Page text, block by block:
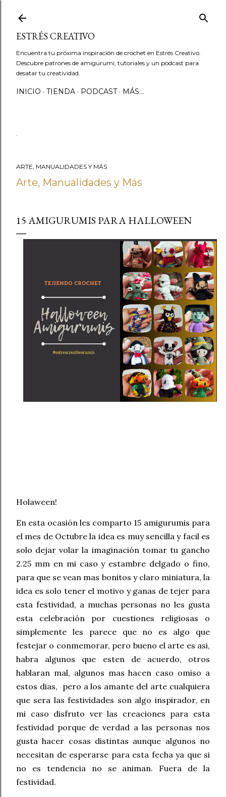
ESTRÉS CREATIVO
Encuentra tu próxima inspiración de crochet en Estrés Creativo.
Descubre patrones de amigurumi, tutoriales y un podcast para
desatar tu creatividad.
INICIO TIENDA PODCAST MÁS…
.
ARTE, MANUALIDADES Y MÁS
Arte, Manualidades y Más
15 AMIGURUMIS PARA HALLOWEEN
Holaween!
En esta ocasión les comparto 15 amigurumis para
el mes de Octubre la idea es muy sencilla y facil es
solo dejar volar la imaginación tomar tu gancho
2.25 mm en mi caso y estambre delgado o fino,
para que se vean mas bonitos y claro miniatura, la
idea es solo tener el motivo y ganas de tejer para
esta festividad, a muchas personas no les gusta
esta celebración por cuestiones religiosas o
simplemente les parece que no es algo que
festejar o conmemorar, pero bueno el arte es asi,
habra algunos que esten de acuerdo, otros
hablaran mal, algunos mas hacen caso omiso a
estos dias, pero a los amante del arte cualquiera
que sera las festividades son algo inspirador, en
mi caso disfruto ver las creaciones para esta
festividad porque de verdad a las personas nos
gusta hacer cosas distintas aunque algunos no
necesitan de esperarse para esta fecha ya que si
no es tendencia no se animan. Fuera de la
festividad.